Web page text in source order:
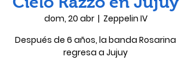
dom, 20 abr
  |
Zeppelin IV
Después de 6 años, la banda Rosarina
regresa a Jujuy